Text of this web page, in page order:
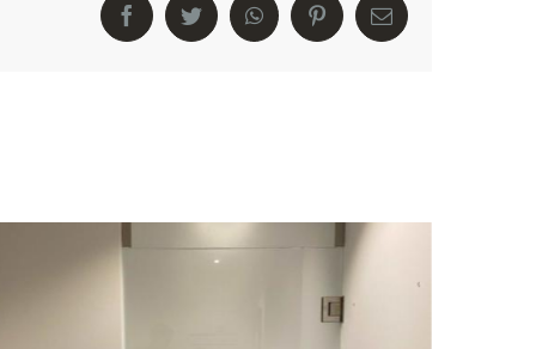
FacebookTwitterWhatsAppPinterest
E-
Mail